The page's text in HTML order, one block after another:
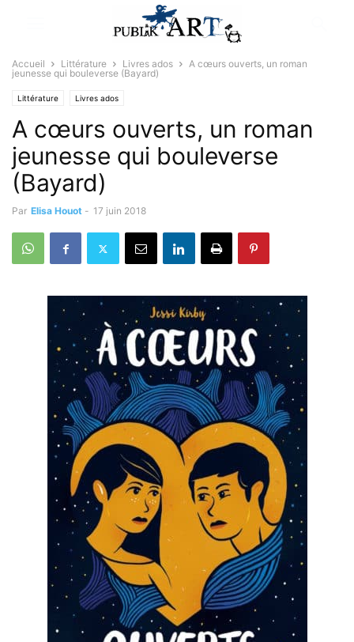
Accueil Littérature Livres ados
A cœurs ouverts, un roman
jeunesse qui bouleverse (Bayard)
Littérature Livres ados
A cœurs ouverts, un roman
jeunesse qui bouleverse
(Bayard)
Par Elisa Houot - 17 juin 2018